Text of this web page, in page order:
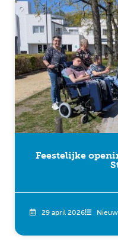
Feestelijke
29 april 2026